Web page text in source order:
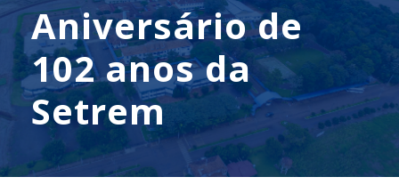
Aniversário de
102 anos da
Setrem